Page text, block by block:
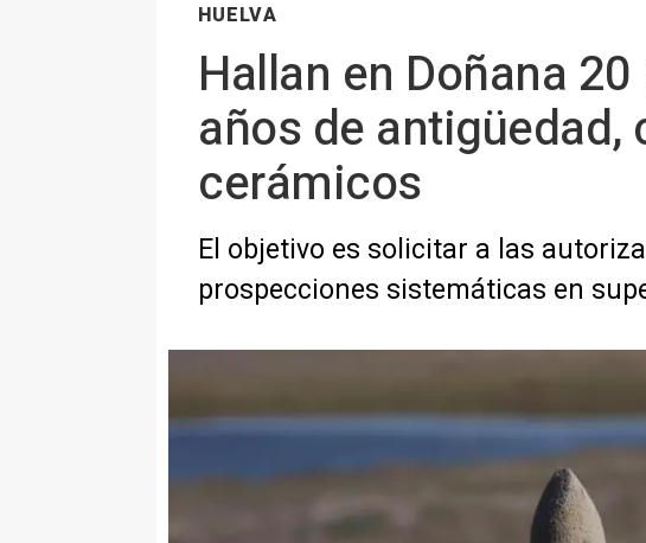
HUELVA
Hallan en Doñana
años de
cerámicos
El objetivo es solicitar a las
prospecciones sistemáticas en